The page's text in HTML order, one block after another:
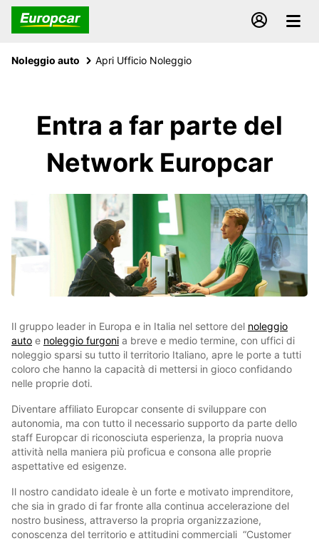
Noleggio auto Apri Ufficio Noleggio
Entra a far parte del
Network Europcar
Il gruppo leader in Europa e in Italia nel settore del noleggio
auto e noleggio furgoni a breve e medio termine, con uffici di
noleggio sparsi su tutto il territorio Italiano, apre le porte a tutti
coloro che hanno la capacità di mettersi in gioco confidando
nelle proprie doti.
Diventare affiliato Europcar consente di sviluppare con
autonomia, ma con tutto il necessario supporto da parte dello
staff Europcar di riconosciuta esperienza, la propria nuova
attività nella maniera più proficua e consona alle proprie
aspettative ed esigenze.
Il nostro candidato ideale è un forte e motivato imprenditore,
che sia in grado di far fronte alla continua accelerazione del
nostro business, attraverso la propria organizzazione,
conoscenza del territorio e attitudini commerciali “Customer